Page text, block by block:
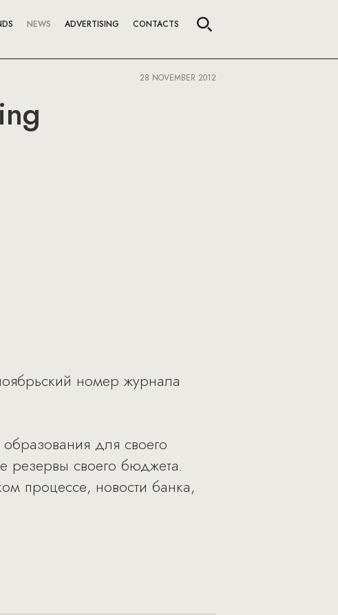
NEWS ADVERTISING CONTACTS
28 NOVEMBER 2012
номер журнала
для своего
резервы своего бюджета.
процессе, новости банка,